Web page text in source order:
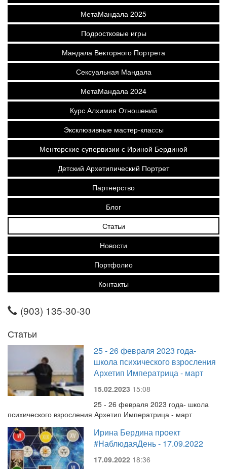
МетаМандала 2025
Подростковые игры
Мандала Векторного Портрета
Сексуальная Мандала
МетаМандала 2024
Курс Алхимия Отношений
Эксклюзивные мастер-классы
Менторские супервизии с Ириной Бердиной
Детский Архетипический Портрет
Партнерство
Блог
Статьи
Новости
Портфолио
Контакты
(903) 135-30-30
Статьи
25 - 26 февраля 2023 года-
школа психического взросления
Архетип Императрица - март
15.02.2023 15:08
25 - 26 февраля 2023 года- школа
психического взросления Архетип Императрица - март
Ирина Бердина проект
#НаблюдаяДень - 17.09.2022
17.09.2022 18:36